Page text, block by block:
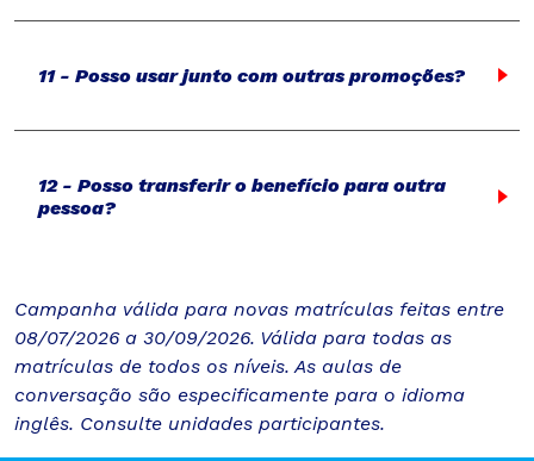
11 - Posso usar junto com outras promoções?
12 - Posso transferir o benefício para outra
pessoa?
Campanha válida para novas matrículas feitas entre
08/07/2026 a 30/09/2026. Válida para todas as
matrículas de todos os níveis. As aulas de
conversação são especificamente para o idioma
inglês. Consulte unidades participantes.